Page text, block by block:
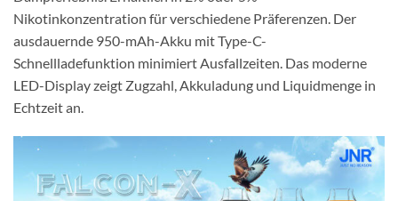
Nikotinkonzentration für verschiedene Präferenzen. Der
ausdauernde 950-mAh-Akku mit Type-C-
Schnellladefunktion minimiert Ausfallzeiten. Das moderne
LED-Display zeigt Zugzahl, Akkuladung und Liquidmenge in
Echtzeit an.